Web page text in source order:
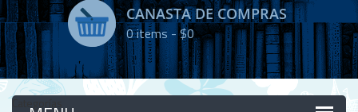
CANASTA DE COMPRAS
0items -$0
Categorías